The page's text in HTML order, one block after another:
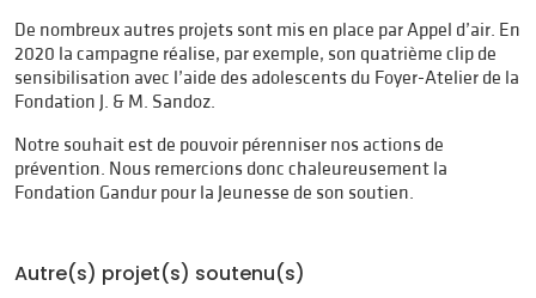
De nombreux autres projets sont mis en place par Appel d’air. En
2020 la campagne réalise, par exemple, son quatrième clip de
sensibilisation avec l’aide des adolescents du Foyer-Atelier de la
Fondation J. & M. Sandoz.
Notre souhait est de pouvoir pérenniser nos actions de
prévention. Nous remercions donc chaleureusement la
Fondation Gandur pour la Jeunesse de son soutien.
Autre(s) projet(s) soutenu(s)